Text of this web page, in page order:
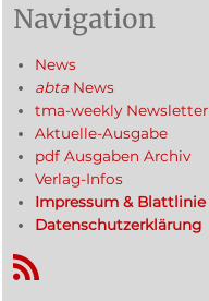
Navigation
News
abta News
tma-weekly Newsletter
Aktuelle-Ausgabe
pdf Ausgaben Archiv
Verlag-Infos
Impressum & Blattlinie
Datenschutzerklärung
RSS-Feed